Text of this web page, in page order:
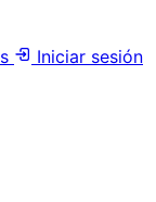
Iniciar sesión